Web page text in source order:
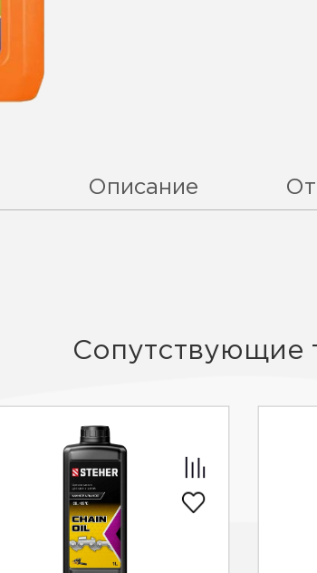
Описание
Сопутствующие